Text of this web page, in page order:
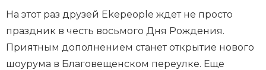
На этот раз друзей Ekepeople ждет не просто
праздник в честь восьмого Дня Рождения.
Приятным дополнением станет открытие нового
шоурума в Благовещенском переулке. Еще